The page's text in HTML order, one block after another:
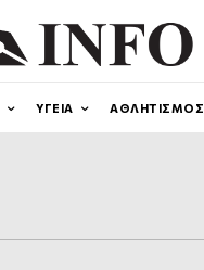
ΥΓΕΙΑ ΑΘΛΗΤΙΣΜΟΣ